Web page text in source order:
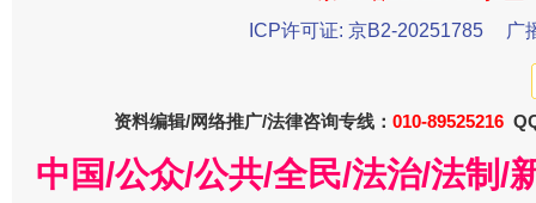
ICP许可证: 京B2-20251785
广
资料编辑/网络推广/法律咨询专线： 010-89525216
中国/公众/公共/全民/法治/法制/